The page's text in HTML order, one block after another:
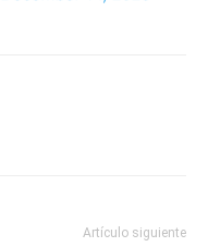
Artículo siguiente